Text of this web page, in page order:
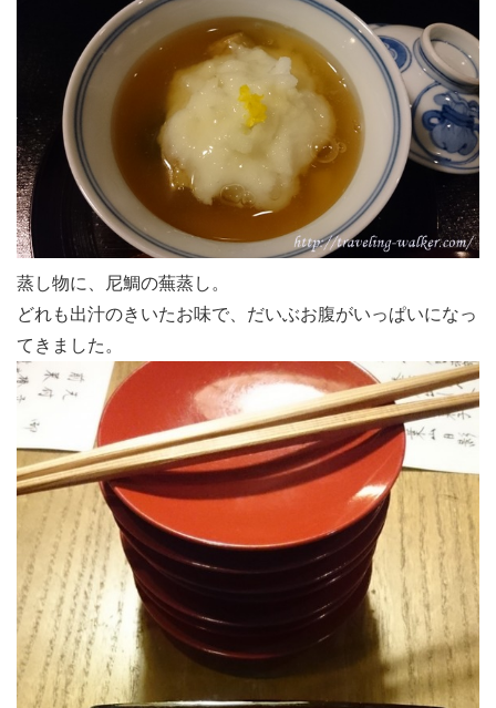
蒸し物に、尼鯛の蕪蒸し。
どれも出汁のきいたお味で、だいぶお腹がいっぱいになっ
てきました。